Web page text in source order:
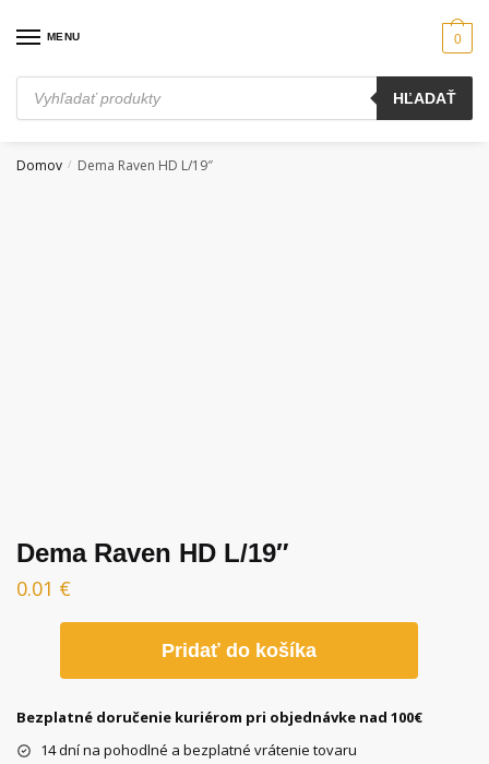
MENU
Products
search
HĽADAŤ
0
Domov / Dema Raven HD L/19″
Dema Raven HD L/19″
0.01 €
HD
Pridať do košíka
Bezplatné doručenie kuriérom pri objednávke nad 100€
14 dní na pohodlné a bezplatné vrátenie tovaru